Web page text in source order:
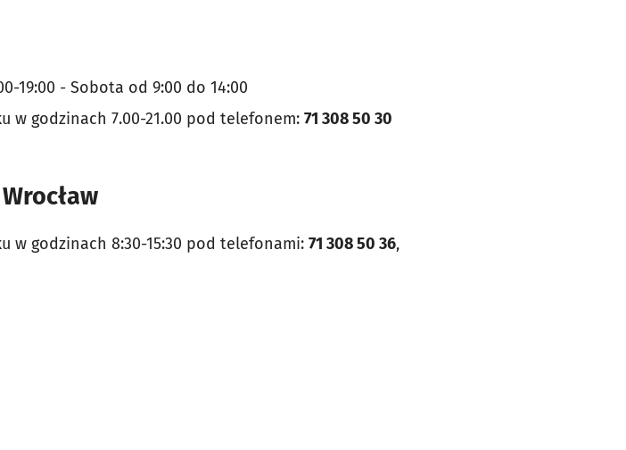
19:00 - Sobota od 9:00 do 14:00
w godzinach 7.00-21.00 pod telefonem: 71 308 50 30
w godzinach 8:30-15:30 pod telefonami: 71 308 50 36,